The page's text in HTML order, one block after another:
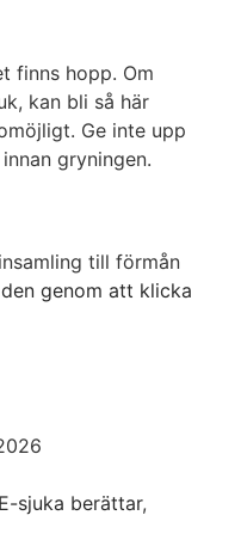
finns hopp. Om
kan bli så här
Ge inte upp
gryningen.
till förmån
genom att klicka
sjuka berättar,